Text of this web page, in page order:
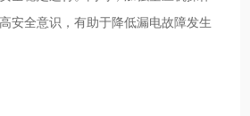
安全意识，有助于降低漏电故障发生